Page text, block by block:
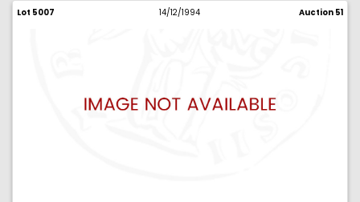
Lot 5007 14/12/1994 Auction 51